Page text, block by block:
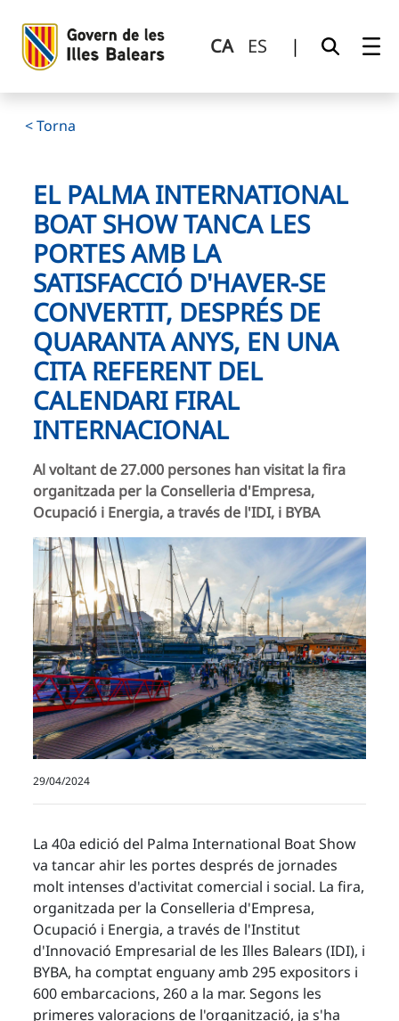
CA ES |
< Torna
EL PALMA INTERNATIONAL
BOAT SHOW TANCA LES
PORTES AMB LA
SATISFACCIÓ D'HAVER-SE
CONVERTIT, DESPRÉS DE
QUARANTA ANYS, EN UNA
CITA REFERENT DEL
CALENDARI FIRAL
INTERNACIONAL
Al voltant de 27.000 persones han visitat la fira
organitzada per la Conselleria d'Empresa,
Ocupació i Energia, a través de l'IDI, i BYBA
29/04/2024
La 40a edició del Palma International Boat Show
va tancar ahir les portes després de jornades
molt intenses d'activitat comercial i social. La fira,
organitzada per la Conselleria d'Empresa,
Ocupació i Energia, a través de l'Institut
d'Innovació Empresarial de les Illes Balears (IDI), i
BYBA, ha comptat enguany amb 295 expositors i
600 embarcacions, 260 a la mar. Segons les
primeres valoracions de l'organització, ja s'ha